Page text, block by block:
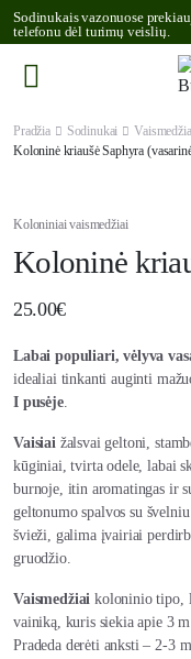
Sodinukais vazonuose
telefonu dėl turimų veislių.
Pradžia Sodinukai
Koloninė kriaušė Saphyra
Koloniniai vaismedžiai
Koloninė
25.00€
Labai populiari, vėlyva
idealiai tinkanti auginti
I pusėje.
Vaisiaižalsvai geltoni,
kūginiai, tvirta odele, labai
burnoje, itin aromatingas ir
geltonumo spalvos su
švieži, galima įvairiai
gruodžio.
Vaismedžiai koloninio tipo,
vainiką, kuris siekia apie 3
Pradeda derėti anksti – 2-3